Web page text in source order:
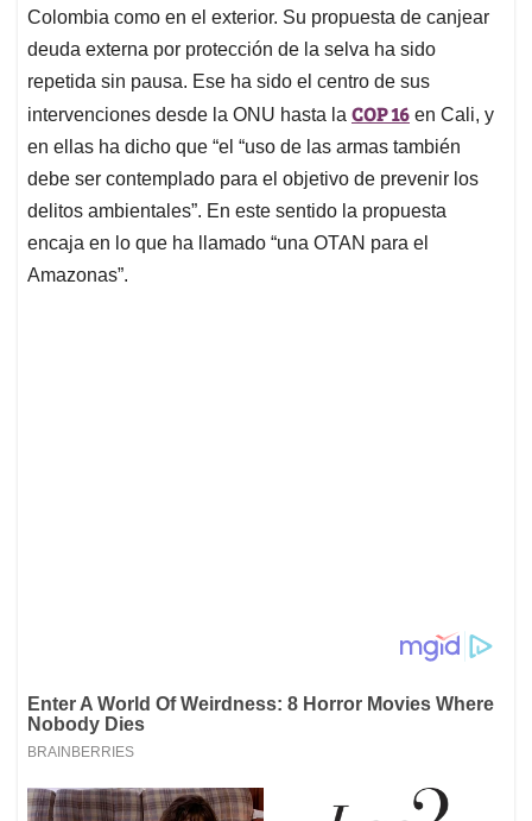
Colombia como en el exterior. Su propuesta de canjear
deuda externa por protección de la selva ha sido
repetida sin pausa. Ese ha sido el centro de sus
intervenciones desde la ONU hasta la COP 16 en Cali, y
en ellas ha dicho que “el “uso de las armas también
debe ser contemplado para el objetivo de prevenir los
delitos ambientales”. En este sentido la propuesta
encaja en lo que ha llamado “una OTAN para el
Amazonas”.